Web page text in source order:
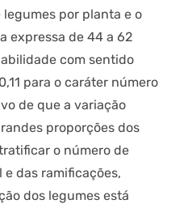
por planta e o
expressa de 44 a 62
com sentido
para o caráter número
de que a variação
proporções dos
o número de
das ramificações,
dos legumes está